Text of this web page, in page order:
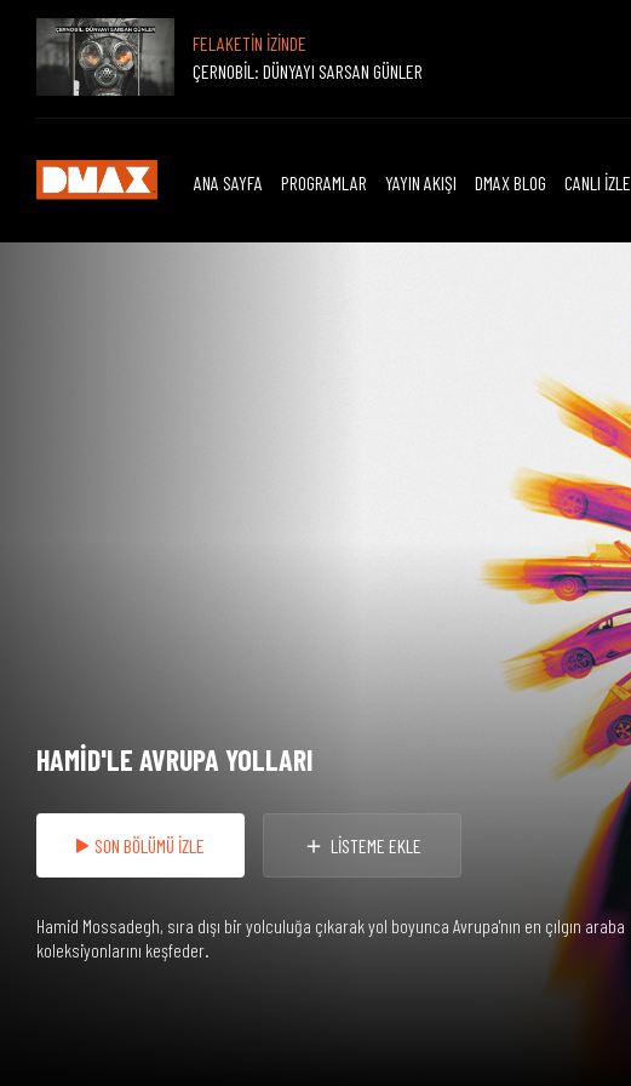
FELAKETİN İZİNDE
ÇERNOBİL: DÜNYAYI SARSAN GÜNLER
ANA SAYFA PROGRAMLAR YAYIN AKIŞI DMAX BLOG CANLI İZLE
HAMİD'LE AVRUPA YOLLARI
SON BÖLÜMÜ İZLE LİSTEME EKLE
Hamid Mossadegh, sıra dışı bir yolculuğa çıkarak yol boyunca Avrupa'nın en çılgın araba
koleksiyonlarını keşfeder.